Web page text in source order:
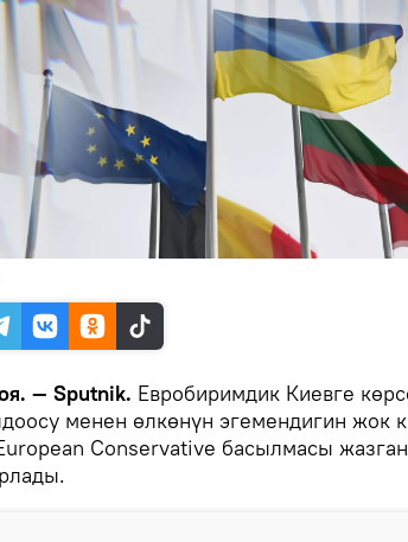
— Sputnik. Евробиримдик Киевге
менен өлкөнүн эгемендигин жок
Conservative басылмасы